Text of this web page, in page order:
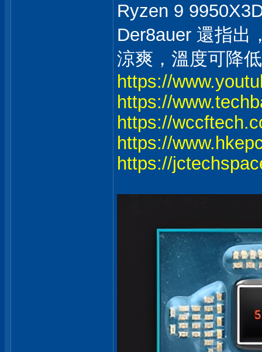
Ryzen 9
Der8auer 還指出
涼爽，溫度可降
https://
https://
https://
https://
https://